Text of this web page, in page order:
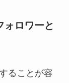
ォロワーと
ることが容